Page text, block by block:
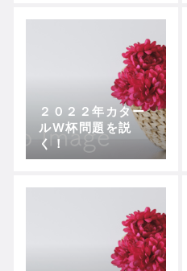
２０２２年カター
ルW杯問題を説
く！